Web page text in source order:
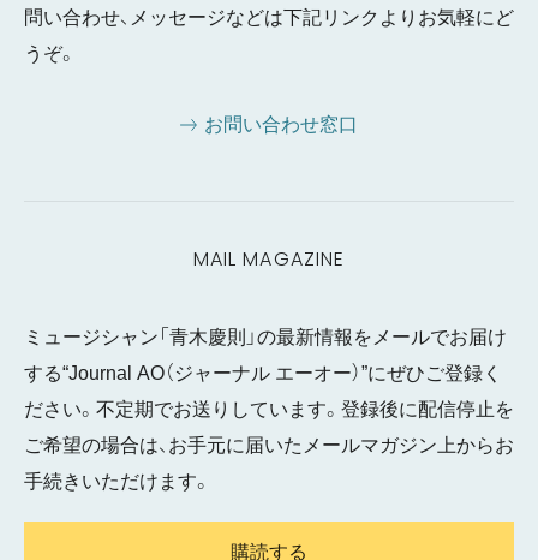
問い合わせ、メッセージなどは下記リンクよりお気軽にど
うぞ。
お問い合わせ窓口
MAIL MAGAZINE
ミュージシャン「青木慶則」の最新情報をメールでお届け
する“Journal AO（ジャーナル エーオー）”にぜひご登録く
ださい。不定期でお送りしています。登録後に配信停止を
ご希望の場合は、お手元に届いたメールマガジン上からお
手続きいただけます。
購読する